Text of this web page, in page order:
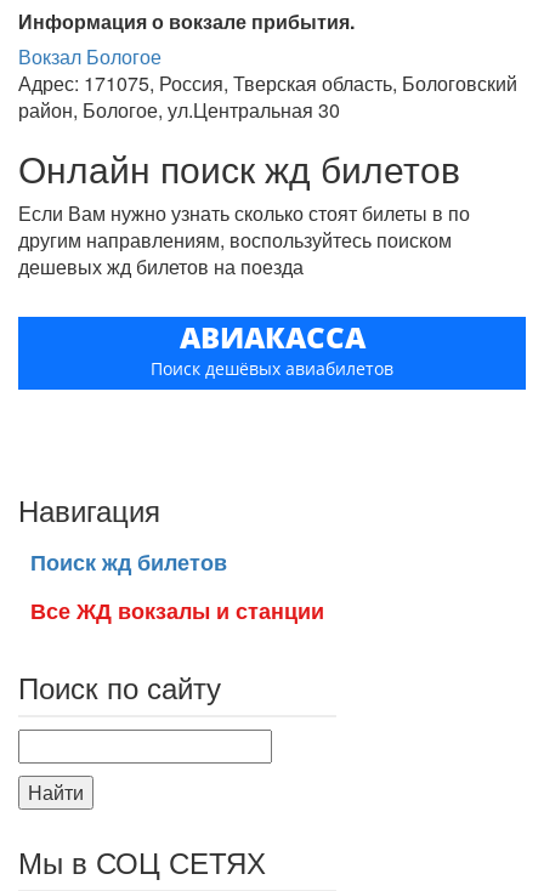
Информация о вокзале прибытия.
Вокзал Бологое
Адрес: 171075, Россия, Тверская область, Бологовский
район, Бологое, ул.Центральная 30
Онлайн поиск жд билетов
Если Вам нужно узнать сколько стоят билеты в по
другим направлениям, воспользуйтесь поиском
дешевых жд билетов на поезда
АВИАКАССА
Поиск дешёвых авиабилетов
Навигация
Поиск жд билетов
Все ЖД вокзалы и станции
Поиск по сайту
Найти
Мы в СОЦ СЕТЯХ